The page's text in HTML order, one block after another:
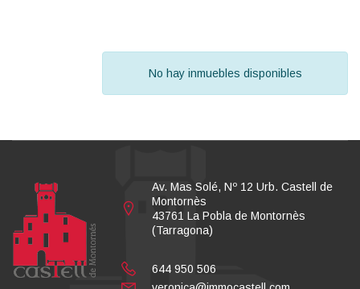
No hay inmuebles disponibles
Av. Mas Solé, Nº 12 Urb. Castell de
Montornès
43761 La Pobla de Montornès
(Tarragona)
644 950 506